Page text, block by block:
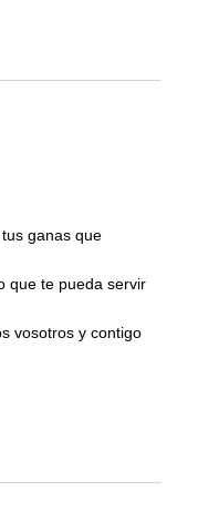
ganas que
que te pueda servir
vosotros y contigo